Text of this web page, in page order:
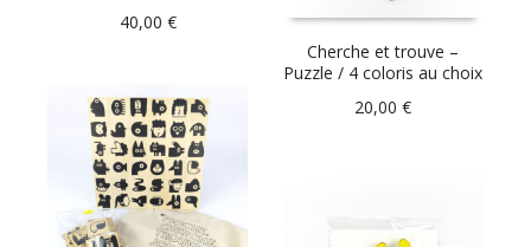
40,00 €
Cherche et trouve –
Puzzle / 4 coloris au choix
20,00€